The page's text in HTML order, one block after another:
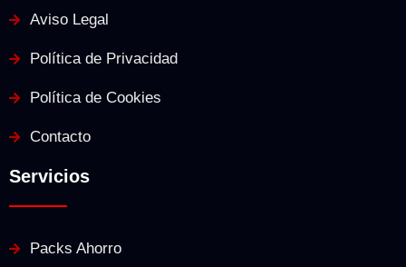
Aviso Legal
Política de Privacidad
Política de Cookies
Contacto
Servicios
Packs Ahorro